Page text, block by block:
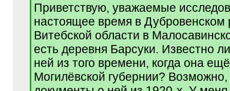
[
q
]
Приветствую, уважаемые
настоящее время в Дубровенском
Витебской области в
есть деревня Барсуки. Известно
ней из того времени, когда она
Могилёвской губернии? Возможно,